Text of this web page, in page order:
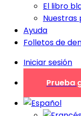
El libro
Nuestras
Ayuda
Folletos de
Iniciar sesión
Prueba